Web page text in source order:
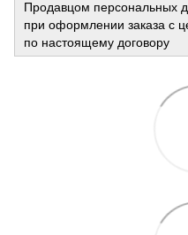
Продавцом персональных
при оформлении заказа с
по настоящему договору